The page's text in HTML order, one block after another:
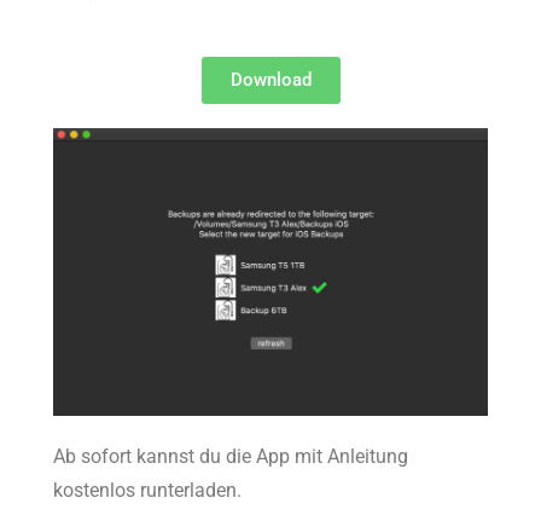
Download
Ab sofort kannst du die App mit Anleitung
kostenlos runterladen.